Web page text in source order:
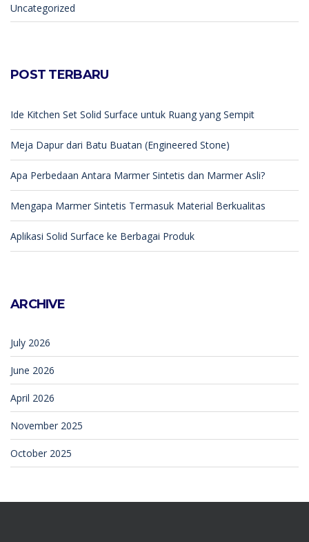
Uncategorized
POST TERBARU
Ide Kitchen Set Solid Surface untuk Ruang yang Sempit
Meja Dapur dari Batu Buatan (Engineered Stone)
Apa Perbedaan Antara Marmer Sintetis dan Marmer Asli?
Mengapa Marmer Sintetis Termasuk Material Berkualitas
Aplikasi Solid Surface ke Berbagai Produk
ARCHIVE
July 2026
June 2026
April 2026
November 2025
October 2025